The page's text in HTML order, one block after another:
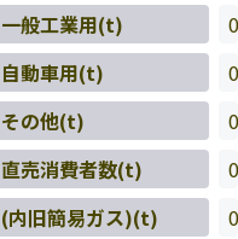
一般工業用(t)
0
自動車用(t)
0
その他(t)
0
直売消費者数(t)
0
(内旧簡易ガス)(t)
0